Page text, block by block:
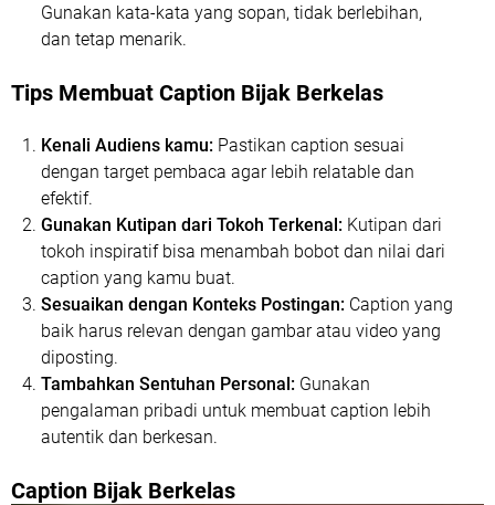
Gunakan kata-kata yang sopan, tidak berlebihan,
dan tetap menarik.
Tips Membuat Caption Bijak Berkelas
Kenali Audiens kamu: Pastikan caption sesuai
dengan target pembaca agar lebih relatable dan
efektif.
Gunakan Kutipan dari Tokoh Terkenal: Kutipan dari
tokoh inspiratif bisa menambah bobot dan nilai dari
caption yang kamu buat.
Sesuaikan dengan Konteks Postingan: Caption yang
baik harus relevan dengan gambar atau video yang
diposting.
Tambahkan Sentuhan Personal: Gunakan
pengalaman pribadi untuk membuat caption lebih
autentik dan berkesan.
Caption Bijak Berkelas